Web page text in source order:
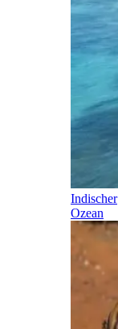
Indischer
Ozean